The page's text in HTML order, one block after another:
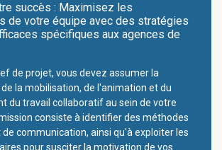
succès : Maximisez les
de votre équipe avec des stratégies
spécifiques aux agences de
de projet, vous devez assumer la
la mobilisation, de l'animation et du
du travail collaboratif au sein de votre
consiste à identifier des méthodes
communication, ainsi qu'à exploiter les
pour susciter la motivation de vos